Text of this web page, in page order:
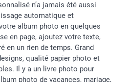
n’a jamais été aussi
automatique et
album photo en quelques
en page, ajoutez votre texte,
en un rien de temps. Grand
qualité papier photo et
Il y a un livre photo pour
photo de vacances, mariage,